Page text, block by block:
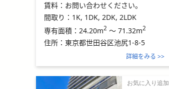
賃料： お問い合わせください。
間取り： 1K, 1DK, 2DK, 2LDK
専有面積： 24.20m2 ～ 71.32m2
住所： 東京都世田谷区池尻1-8-5
詳細をみる >>
お気に入り追加